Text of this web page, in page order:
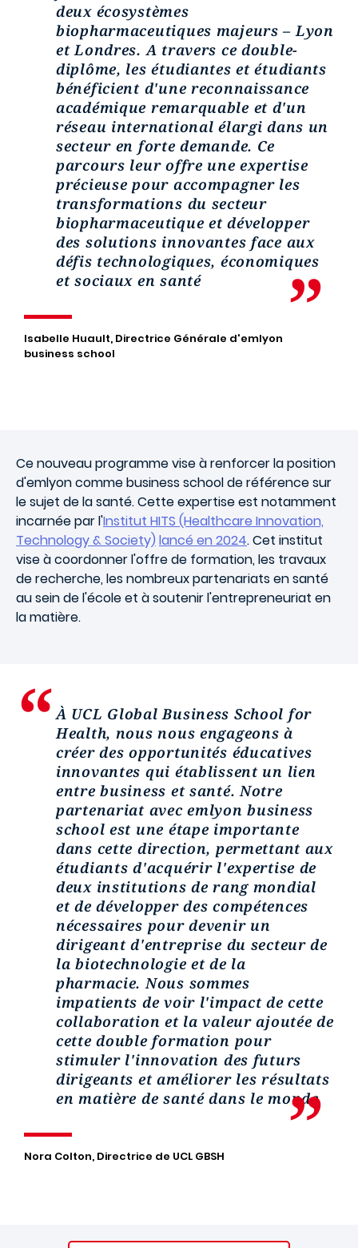
deux écosystèmes
biopharmaceutiques majeurs – Lyon
et Londres. A travers ce double-
diplôme, les étudiantes et étudiants
bénéficient d'une reconnaissance
académique remarquable et d'un
réseau international élargi dans un
secteur en forte demande. Ce
parcours leur offre une expertise
précieuse pour accompagner les
transformations du secteur
biopharmaceutique et développer
des solutions innovantes face aux
défis technologiques, économiques
et sociaux en santé
Isabelle Huault, Directrice Générale d'emlyon
business school
Ce nouveau programme vise à renforcer la position
d'emlyon comme business school de référence sur
le sujet de la santé. Cette expertise est notamment
incarnée par l'Institut HITS (Healthcare Innovation,
Technology & Society) lancé en 2024. Cet institut
vise à coordonner l'offre de formation, les travaux
de recherche, les nombreux partenariats en santé
au sein de l'école et à soutenir l'entrepreneuriat en
la matière.
À UCL Global Business School for
Health, nous nous engageons à
créer des opportunités éducatives
innovantes qui établissent un lien
entre business et santé. Notre
partenariat avecemlyon business
school est une étape importante
dans cette direction, permettant aux
étudiants d'acquérir l'expertise de
deux institutions de rang mondial
et de développer des compétences
nécessaires pour devenir un
dirigeant d'entreprise du secteur de
la biotechnologie et de la
pharmacie. Nous sommes
impatients de voir l'impact de cette
collaboration et la valeur ajoutée de
cette double formation pour
stimuler l'innovation des futurs
dirigeants et améliorer les résultats
en matière de santé dans le monde
Nora Colton, Directrice de UCL GBSH